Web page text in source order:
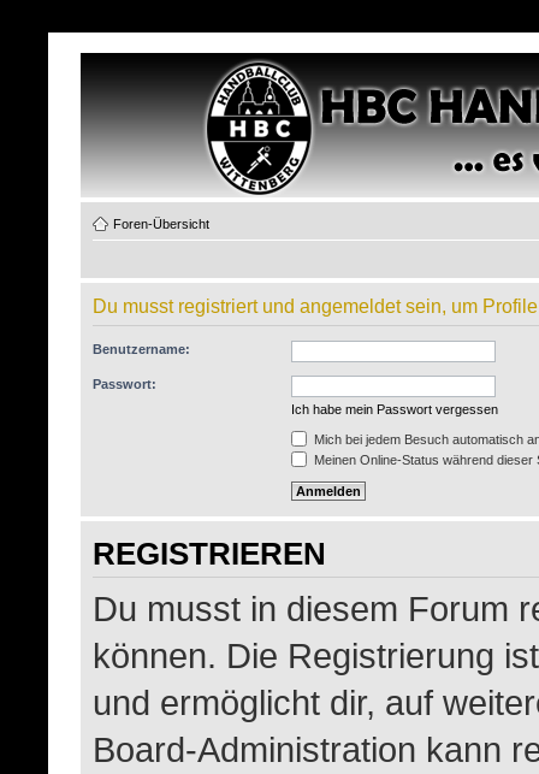
Foren-Übersicht
Du musst registriert und angemeldet sein, um
Benutzername:
Passwort:
Ich habe mein Passwort vergessen
Mich bei jedem Besuch automatisch
Meinen Online-Status während dieser
REGISTRIEREN
Du musst in diesem Forum
können. Die Registrierung
und ermöglicht dir, auf
Board-Administration kann